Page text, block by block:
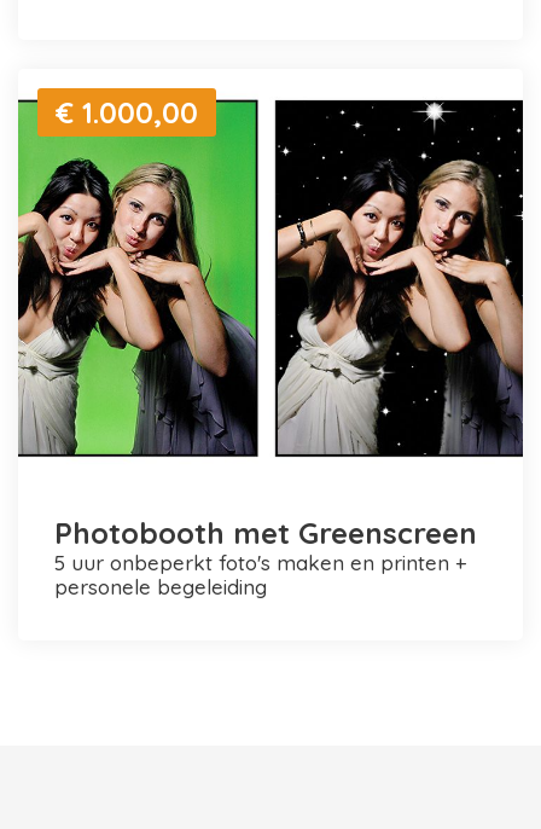
€ 1.000,00
Photobooth met Greenscreen
5 uur onbeperkt foto's maken en printen +
personele begeleiding